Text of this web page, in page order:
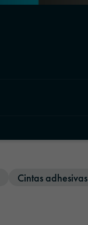
Cintas adhesivas